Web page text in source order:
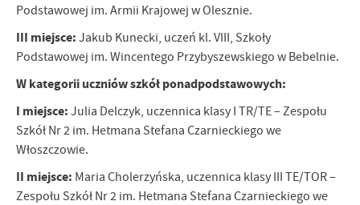
Podstawowej im. Armii Krajowej w Olesznie.
III miejsce: Jakub Kunecki, uczeń kl. VIII, Szkoły
Podstawowej im. Wincentego Przybyszewskiego w Bebelnie.
W kategorii uczniów szkół ponadpodstawowych:
I miejsce: Julia Delczyk, uczennica klasy I TR/TE – Zespołu
Szkół Nr 2 im. Hetmana Stefana Czarnieckiego we
Włoszczowie.
II miejsce: Maria Cholerzyńska, uczennica klasy III TE/TOR –
Zespołu Szkół Nr 2 im. Hetmana Stefana Czarnieckiego we